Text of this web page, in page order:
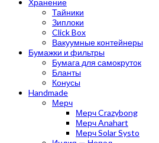
Тайники
Зиплоки
Click Box
Вакуумные контейнеры
Бумажки и фильтры
Бумага для самокруток
Бланты
Конусы
Handmade
Мерч
Мерч Crazybong
Мерч Anahart
Мерч Solar Systo